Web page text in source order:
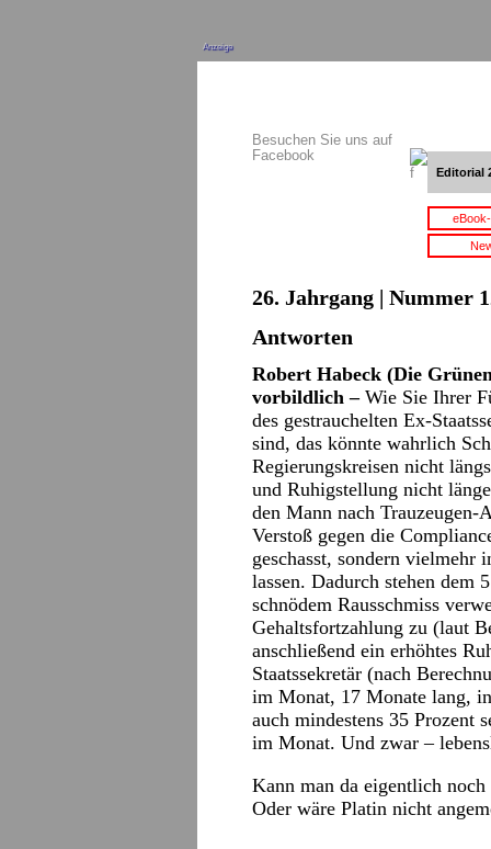
Anzeige
Besuchen Sie uns auf
Facebook
Editorial
26. Jahrgang | Nummer
Antworten
Robert Habeck (Die
vorbildlich –Wie Sie Ihrer
des gestrauchelten Ex-
sind, das könnte wahrlich
Regierungskreisen nicht
und Ruhigstellung nicht
den Mann nach
Verstoß gegen die
geschasst, sondern vielmehr
lassen. Dadurch stehen dem
schnödem Rausschmiss
Gehaltsfortzahlung zu (laut
anschließend ein erhöhtes
Staatssekretär (nach
im Monat, 17 Monate lang,
auch mindestens 35 Prozent
im Monat. Und zwar –
Kann man da eigentlich
Oder wäre Platin nicht